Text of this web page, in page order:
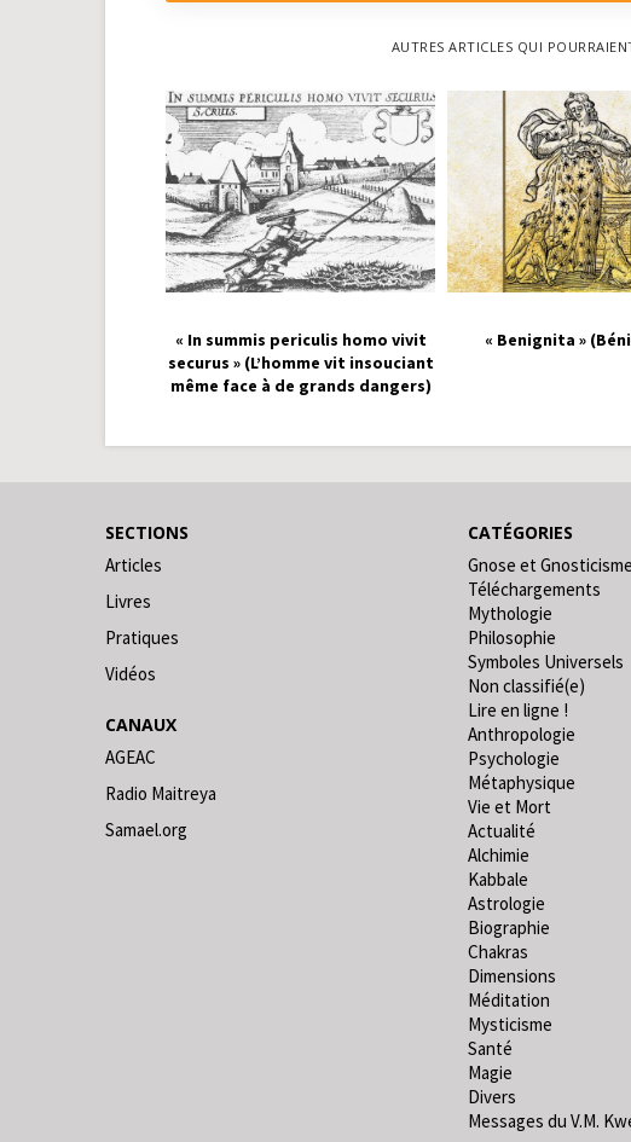
AUTRES ARTICLES QUI
« In summis periculis homo vivit
securus » (L’homme vit insouciant
même face à de grands dangers)
« Benignita »
SECTIONS
Articles
Livres
Pratiques
Vidéos
CANAUX
AGEAC
Radio Maitreya
Samael.org
CATÉGORIES
Gnose et Gnosticisme
Téléchargements
Mythologie
Philosophie
Symboles Universels
Non classifié(e)
Lire en ligne !
Anthropologie
Psychologie
Métaphysique
Vie et Mort
Actualité
Alchimie
Kabbale
Astrologie
Biographie
Chakras
Dimensions
Méditation
Mysticisme
Santé
Magie
Divers
Messages du V.M.